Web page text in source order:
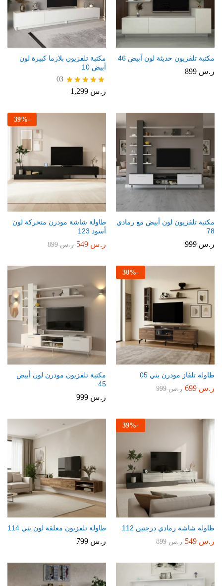
مكتبة تلفزيون حديثة لون أبيض 46
ر.س
مكتبة تلفزيون بلازما كبيرة لون
أبيض 10
تم التقييم
03
ر.س
مكتبة تلفزيون لون أبيض مع رمادي
78
ر.س
-
39%
طاولة شاشة مودرن متحركة لون
أسود 123
ر.س ر.س899
-
30%
طاولة تلفاز مودرن بني 05
ر.س ر.س999
مكتبة تلفزيون مودرن لون أبيض
45
ر.س
-
39%
طاولة شاشة رمادي درجتين 112
ر.س ر.س899
طاولة تلفزيون معلقة لون بني 114
ر.س